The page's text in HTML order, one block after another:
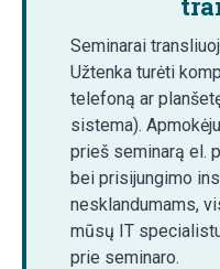
Seminarai
Užtenka turėti
telefoną ar
sistema).
prieš seminarą el.
bei prisijungimo
nesklandumams,
mūsų IT
prie seminaro.